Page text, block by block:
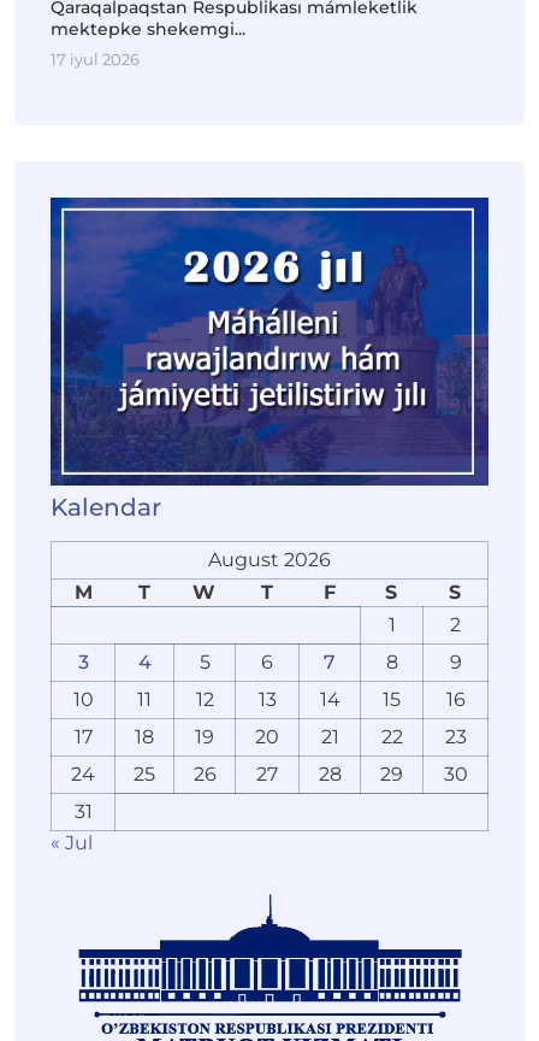
Qaraqalpaqstan Respublikası mámleketlik
mektepke shekemgi...
17 iyul 2026
Kalendar
August 2026
M
T W T F S
S
1
2
3
4 5 6 7 8
9
10
11 12 13 14 15
16
17
18 19 20 21 22
23
24
25 26 27 28 29
30
31
« Jul